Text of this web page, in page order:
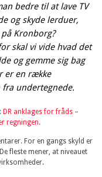
bedre til at lave TV
og skyde lerduer,
Kronborg?
skal vi vide hvad det
og gemme sig bag
er en række
undertegnede.
DR anklages for fråds –
regningen.
For en gangs skyld er
fleste mener, at niveauet